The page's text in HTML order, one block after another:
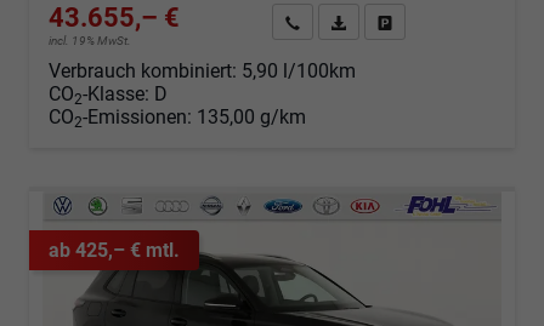
43.655,– €
incl. 19% MwSt.
Angebot anfordern
Fahrzeugexpose (PDF)
Verbrauch kombiniert: 5,90 l/100km
CO2-Klasse: D
CO2-Emissionen: 135,00 g/km
ab 425,– € mtl.